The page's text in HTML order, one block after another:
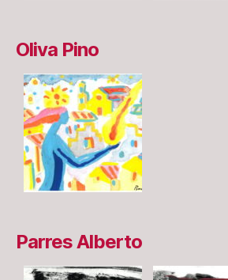
Oliva Pino
Parres Alberto